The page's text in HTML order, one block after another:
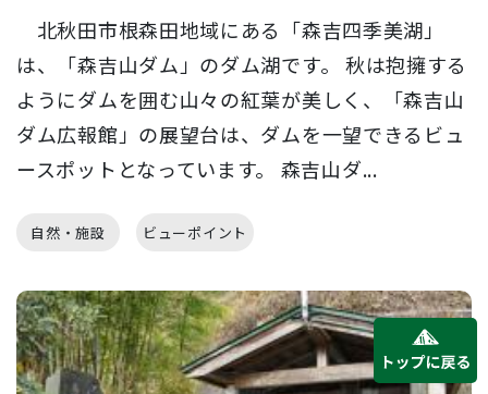
北秋田市根森田地域にある「森吉四季美湖」
は、「森吉山ダム」のダム湖です。 秋は抱擁する
ようにダムを囲む山々の紅葉が美しく、「森吉山
ダム広報館」の展望台は、ダムを一望できるビュ
ースポットとなっています。 森吉山ダ...
自然・施設 ビューポイント